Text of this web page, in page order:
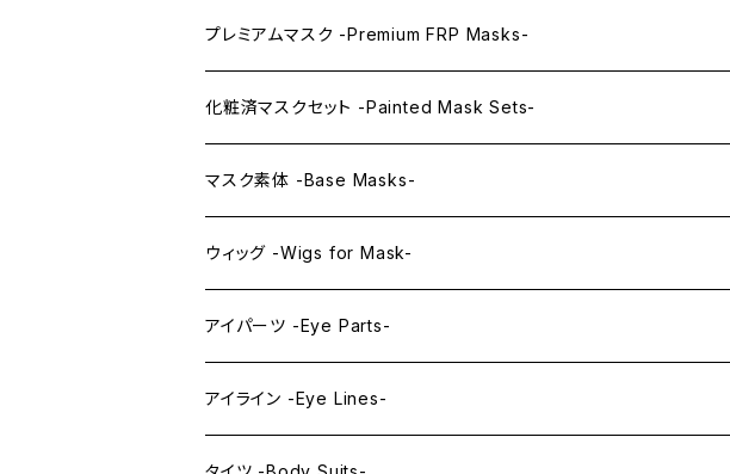
プレミアムマスク -Premium FRP Masks-
KAWAII PREMIUM Mask & Wig Sets
プレミアムマスク素体-Premium base masks-
プレミアムウィッグ -Premium Wigs-
プレミアムレンズアイ -Premium Lens eye-
化粧済マスクセット -Painted Mask Sets-
KAWAII EX series
KAWAII series
IDOL series
PRINCESS series
KAWAII Little series
マスク素体 -Base Masks-
アニメマスク -Anime Masks-
ドールマスク -Doll Masks-
ウィッグ -Wigs for Mask-
ロング -Long-
ミドル -Middle-
アイパーツ -Eye Parts-
レンズアイ -Lens Eyes-
レンズアイ
クリスタルアイ -Crystal Eyes-
アイライン -Eye Lines-
アイラインステッカー -Eye Line Stickers-